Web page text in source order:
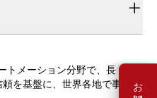
トメーション分野で、長
を基盤に、世界各地で事